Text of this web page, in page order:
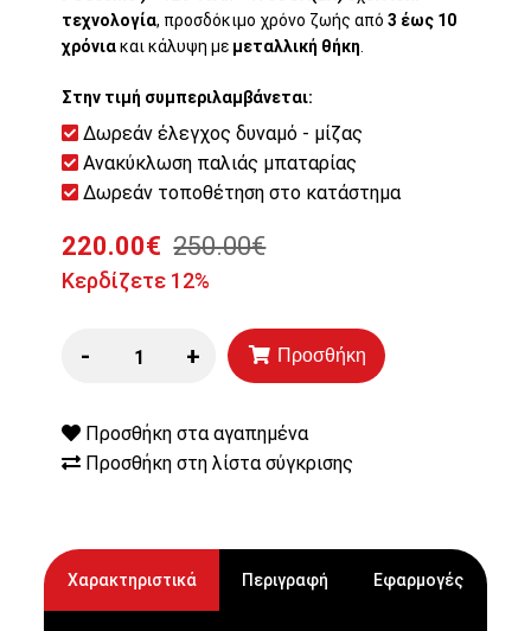
τεχνολογία, προσδόκιμο χρόνο ζωής από3 έως 10
χρόνιακαι κάλυψη με μεταλλική θήκη.
Στην τιμή συμπεριλαμβάνεται:
Δωρεάν έλεγχος δυναμό - μίζας
Ανακύκλωση παλιάς μπαταρίας
Δωρεάν τοποθέτηση στο κατάστημα
220.00€ 250.00€
Κερδίζετε 12%
- + Προσθήκη
Προσθήκη στα αγαπημένα
Προσθήκη στη λίστα σύγκρισης
Χαρακτηριστικά Περιγραφή Εφαρμογές